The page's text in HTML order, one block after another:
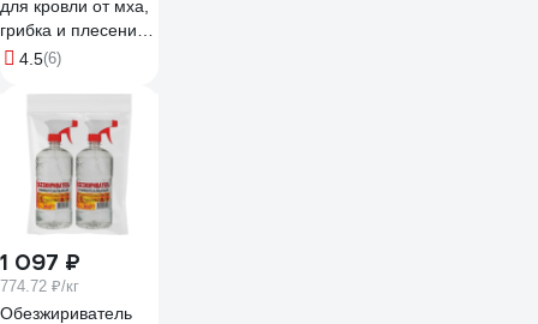
для кровли от мха,
грибка и плесени
Bitumast
4607952908307
4.5(6)
1 097 ₽
774.72 ₽/кг
Обезжириватель